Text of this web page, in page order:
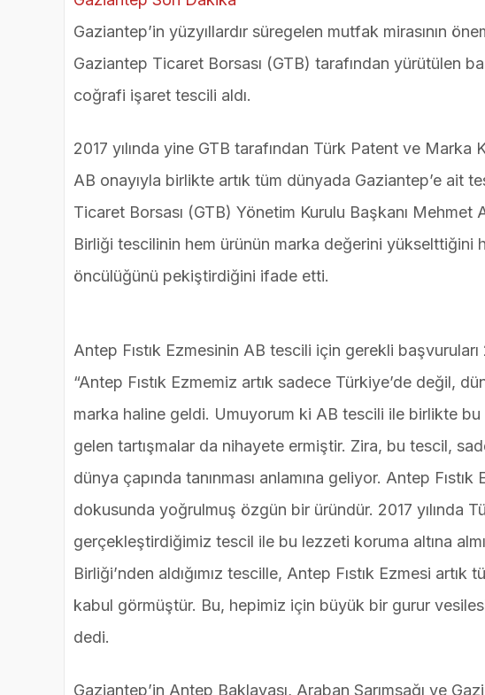
Gaziantep’in yüzyıllardır süregelen mutfak mirasının
Gaziantep Ticaret Borsası (GTB) tarafından yürütülen
coğrafi işaret tescili aldı.
2017 yılında yine GTB tarafından Türk Patent ve
AB onayıyla birlikte artık tüm dünyada Gaziantep’e ait
Ticaret Borsası (GTB) Yönetim Kurulu Başkanı Mehmet
Birliği tescilinin hem ürünün marka değerini yükselttiğini
öncülüğünü pekiştirdiğini ifade etti.
Antep Fıstık Ezmesinin AB tescili için gerekli başvuruları
“Antep Fıstık Ezmemiz artık sadece Türkiye’de değil,
marka haline geldi. Umuyorum ki AB tescili ile birlikte
gelen tartışmalar da nihayete ermiştir. Zira, bu tescil,
dünya çapında tanınması anlamına geliyor. Antep
dokusunda yoğrulmuş özgün bir üründür. 2017 yılında
gerçekleştirdiğimiz tescil ile bu lezzeti koruma altına
Birliği’nden aldığımız tescille, Antep Fıstık Ezmesi
kabul görmüştür. Bu, hepimiz için büyük bir gurur
dedi.
Gaziantep’in Antep Baklavası, Araban Sarımsağı ve